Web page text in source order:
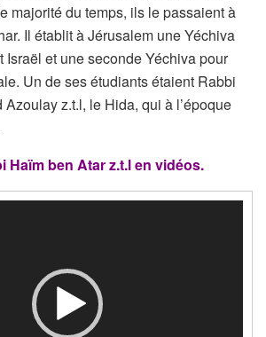
majorité du temps, ils le passaient à
Il établit à Jérusalem une Yéchiva
Israël et une seconde Yéchiva pour
Un de ses étudiants étaient Rabbi
z.t.l, le Hida, qui à l’époque
Haïm ben Atar z.t.l en vidéos.